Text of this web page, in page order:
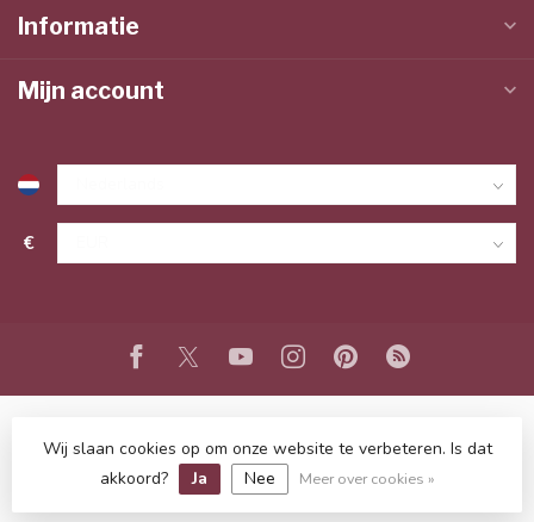
Informatie
Mijn account
€
© Copyright 2026 www.lieffeling.nl- Powered byLightspeed-
Lightspeed design
Dyvelopment
Wij slaan cookies op om onze website te verbeteren. Is dat
akkoord?
Ja Nee Meer over cookies »